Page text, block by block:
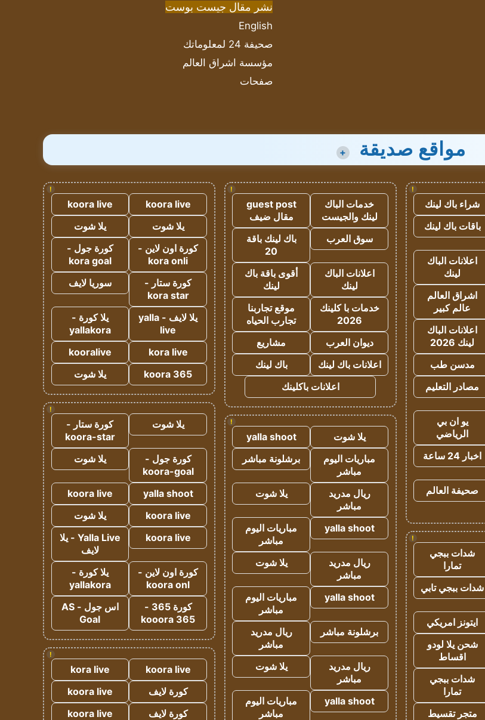
نشر مقال جيست بوست
English
صحيفة 24 لمعلوماتك
مؤسسة اشراق العالم
صفحات
مواقع صديقة +
!
شراء باك لينك
باقات باك لينك
اعلانات الباك
لينك
اشراق العالم
عالم كبير
اعلانات الباك
لينك 2026
مدسن طب
مصادر التعليم
يو ان بي
الرياضي
اخبار 24 ساعة
صحيفة العالم
!
شدات ببجي
تمارا
شدات ببجي تابي
ايتونز امريكي
شحن يلا لودو
اقساط
شدات ببجي
تمارا
متجر تقسيط
!
خدمات الباك
لينك والجيست
guest post
مقال ضيف
سوق العرب
باك لينك باقة
20
اعلانات الباك
لينك
أقوى باقة باك
لينك
خدمات با كلينك
2026
موقع تجاربنا
تجارب الحياه
ديوان العرب
مشاريع
اعلانات باك لينك
باك لينك
اعلانات باكلينك
!
يلا شوت
yalla shoot
مباريات اليوم
مباشر
برشلونة مباشر
ريال مدريد
مباشر
يلا شوت
yalla shoot
مباريات اليوم
مباشر
ريال مدريد
مباشر
يلا شوت
yalla shoot
مباريات اليوم
مباشر
برشلونة مباشر
ريال مدريد
مباشر
ريال مدريد
مباشر
يلا شوت
yalla shoot
مباريات اليوم
مباشر
!
koora live
koora live
يلا شوت
يلا شوت
كورة اون لاين -
kora onli
كورة جول -
kora goal
كورة ستار -
kora star
سوريا لايف
يلا لايف - yalla
live
يلا كورة -
yallakora
kora live
kooralive
koora 365
يلا شوت
!
يلا شوت
كورة ستار -
koora-star
كورة جول -
koora-goal
يلا شوت
yalla shoot
koora live
koora live
يلا شوت
koora live
Yalla Live - يلا
لايف
كورة اون لاين -
koora onl
يلا كورة -
yallakora
كورة 365 -
kooora 365
اس جول - AS
Goal
!
koora live
kora live
كورة لايف
koora live
كورة لايف
koora live